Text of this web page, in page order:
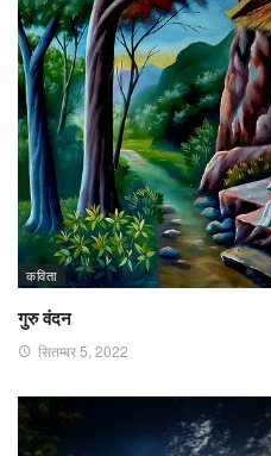
कविता
गुरु वंदन
सितम्बर 5, 2022